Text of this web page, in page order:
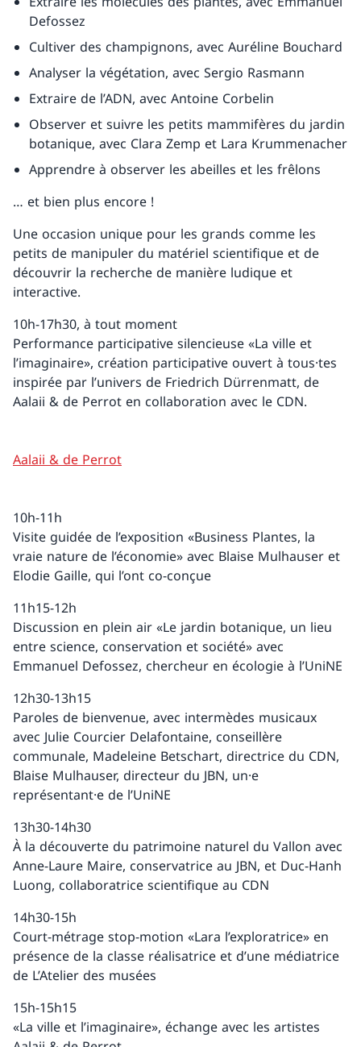
Defossez
Cultiver des champignons, avec Auréline Bouchard
Analyser la végétation, avec Sergio Rasmann
Extraire de l’ADN, avec Antoine Corbelin
Observer et suivre les petits mammifères du jardin
botanique, avec Clara Zemp et Lara Krummenacher
Apprendre à observer les abeilles et les frêlons
… et bien plus encore !
Une occasion unique pour les grands comme les
petits de manipuler du matériel scientifique et de
découvrir la recherche de manière ludique et
interactive.
10h-17h30, à tout moment
Performance participative silencieuse «La ville et
l’imaginaire», création participative ouvert à tous·tes
inspirée par l’univers de Friedrich Dürrenmatt, de
Aalaii & de Perrot en collaboration avec le CDN.
Aalaii & de Perrot
10h-11h
Visite guidée de l’exposition «Business Plantes, la
vraie nature de l’économie» avec Blaise Mulhauser et
Elodie Gaille, qui l’ont co-conçue
11h15-12h
Discussion en plein air «Le jardin botanique, un lieu
entre science, conservation et société» avec
Emmanuel Defossez, chercheur en écologie à l’UniNE
12h30-13h15
Paroles de bienvenue, avec intermèdes musicaux
avec Julie Courcier Delafontaine, conseillère
communale, Madeleine Betschart, directrice du CDN,
Blaise Mulhauser, directeur du JBN, un·e
représentant·e de l’UniNE
13h30-14h30
À la découverte du patrimoine naturel du Vallon avec
Anne-Laure Maire, conservatrice au JBN, et Duc-Hanh
Luong, collaboratrice scientifique au CDN
14h30-15h
Court-métrage stop-motion «Lara l’exploratrice» en
présence de la classe réalisatrice et d’une médiatrice
de L’Atelier des musées
15h-15h15
«La ville et l’imaginaire», échange avec les artistes